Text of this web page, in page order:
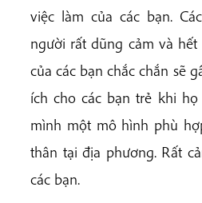
việc làm của các bạn.
người rất dũng cảm và
của các bạn chắc chắn sẽ
ích cho các bạn trẻ khi
mình một mô hình phù
thân tại địa phương. Rất
các bạn.